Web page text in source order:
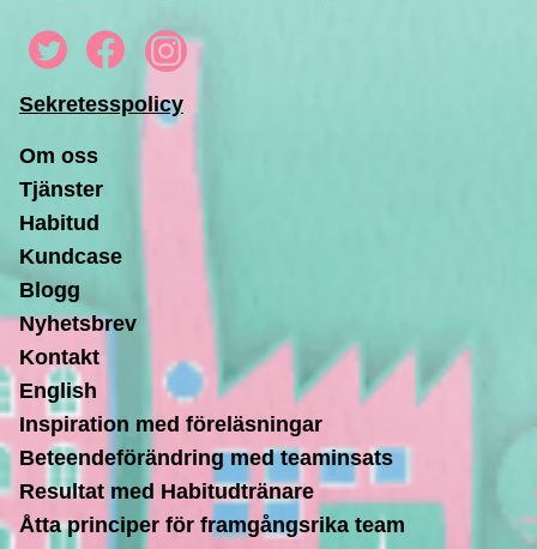
Sekretesspolicy
Om oss
Tjänster
Habitud
Kundcase
Blogg
Nyhetsbrev
Kontakt
English
Inspiration med föreläsningar
Beteendeförändring med teaminsats
Resultat med Habitudtränare
Åtta principer för framgångsrika team